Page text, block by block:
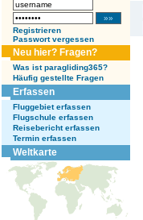
Registrieren
Passwort vergessen
Neu hier? Fragen?
Was ist paragliding365?
Häufig gestellte Fragen
Erfassen
Fluggebiet erfassen
Flugschule erfassen
Reisebericht erfassen
Termin erfassen
Weltkarte